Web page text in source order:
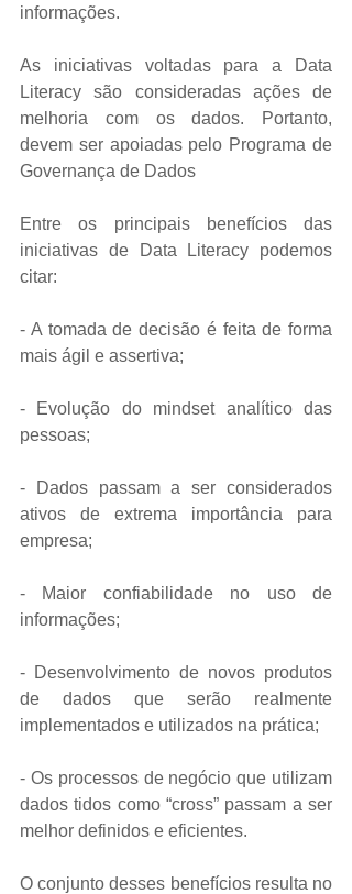
informações.
As iniciativas voltadas para a Data
Literacy são consideradas ações de
melhoria com os dados. Portanto,
devem ser apoiadas pelo Programa de
Governança de Dados
Entre os principais benefícios das
iniciativas de Data Literacy podemos
citar:
- A tomada de decisão é feita de forma
mais ágil e assertiva;
- Evolução do mindset analítico das
pessoas;
- Dados passam a ser considerados
ativos de extrema importância para
empresa;
- Maior confiabilidade no uso de
informações;
- Desenvolvimento de novos produtos
de dados que serão realmente
implementados e utilizados na prática;
- Os processos de negócio que utilizam
dados tidos como “cross” passam a ser
melhor definidos e eficientes.
O conjunto desses benefícios resulta no